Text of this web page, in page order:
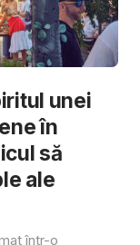
unei
în
să
ale
într-o